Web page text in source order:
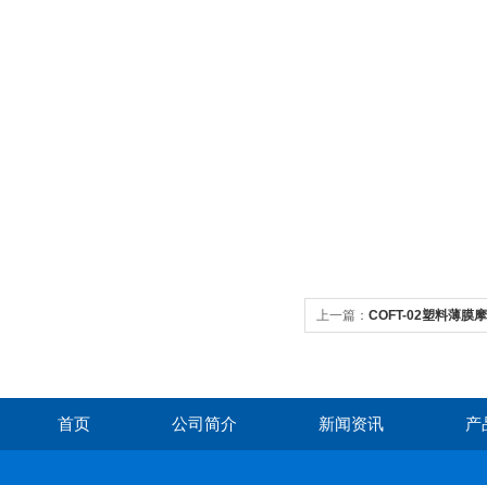
上一篇： COFT-02塑料薄膜
首页 公司简介 新闻资讯 产